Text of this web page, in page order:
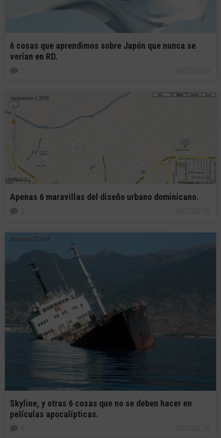
6 cosas que aprendimos sobre Japón que nunca se
verían en RD.
septiembre 1, 2010
Apenas 6 maravillas del diseño urbano dominicano.
diciembre 27, 2010
Skyline, y otras 6 cosas que no se deben hacer en
películas apocalípticas.